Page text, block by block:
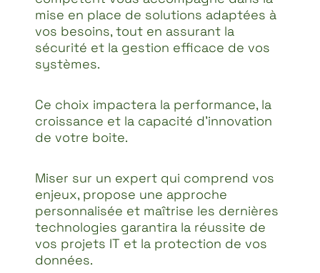
mise en place de solutions adaptées à
vos besoins, tout en assurant la
sécurité et la gestion efficace de vos
systèmes.
Ce choix impactera la performance, la
croissance et la capacité d’innovation
de votre boite.
Miser sur un expert qui comprend vos
enjeux, propose une approche
personnalisée et maîtrise les dernières
technologies garantira la réussite de
vos projets IT et la protection de vos
données.